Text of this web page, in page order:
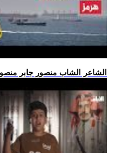
.. الشاعر الشاب منصور جابر